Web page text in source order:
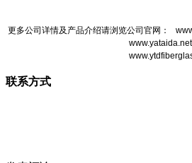
更多公司详情及产品介绍请浏览公司官网：
联系方式